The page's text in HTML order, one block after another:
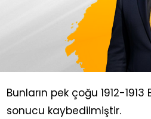
Bunların pek çoğu 1912-
sonucu kaybedilmiştir.